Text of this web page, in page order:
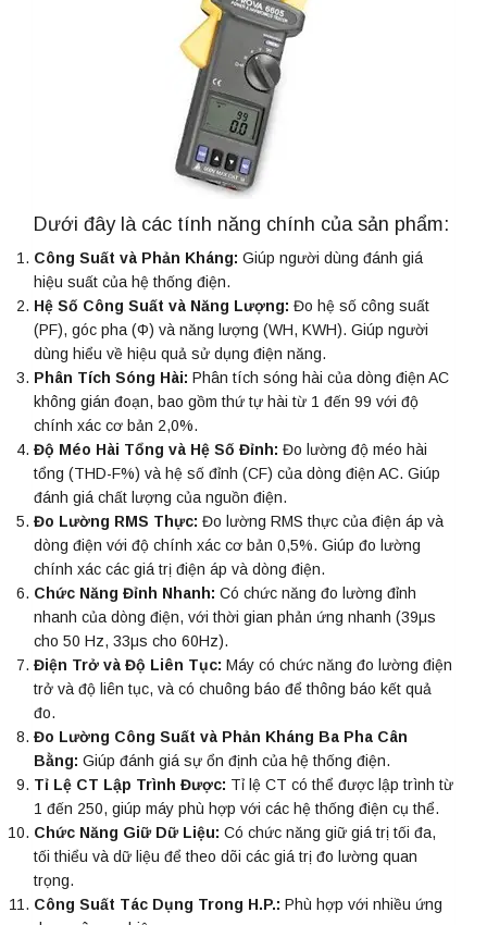
Dưới đây là các tính năng chính của sản phẩm:
Công Suất và Phản Kháng: Giúp người dùng đánh giá
hiệu suất của hệ thống điện.
Hệ Số Công Suất và Năng Lượng: Đo hệ số công suất
(PF), góc pha (Φ) và năng lượng (WH, KWH). Giúp người
dùng hiểu về hiệu quả sử dụng điện năng.
Phân Tích Sóng Hài: Phân tích sóng hài của dòng điện AC
không gián đoạn, bao gồm thứ tự hài từ 1 đến 99 với độ
chính xác cơ bản 2,0%.
Độ Méo Hài Tổng và Hệ Số Đỉnh: Đo lường độ méo hài
tổng (THD-F%) và hệ số đỉnh (CF) của dòng điện AC. Giúp
đánh giá chất lượng của nguồn điện.
Đo Lường RMS Thực: Đo lường RMS thực của điện áp và
dòng điện với độ chính xác cơ bản 0,5%. Giúp đo lường
chính xác các giá trị điện áp và dòng điện.
Chức Năng Đỉnh Nhanh: Có chức năng đo lường đỉnh
nhanh của dòng điện, với thời gian phản ứng nhanh (39μs
cho 50 Hz, 33μs cho 60Hz).
Điện Trở và Độ Liên Tục: Máy có chức năng đo lường điện
trở và độ liên tục, và có chuông báo để thông báo kết quả
đo.
Đo Lường Công Suất và Phản Kháng Ba Pha Cân
Bằng: Giúp đánh giá sự ổn định của hệ thống điện.
Tỉ Lệ CT Lập Trình Được: Tỉ lệ CT có thể được lập trình từ
1 đến 250, giúp máy phù hợp với các hệ thống điện cụ thể.
Chức Năng Giữ Dữ Liệu: Có chức năng giữ giá trị tối đa,
tối thiểu và dữ liệu để theo dõi các giá trị đo lường quan
trọng.
Công Suất Tác Dụng Trong H.P.: Phù hợp với nhiều ứng